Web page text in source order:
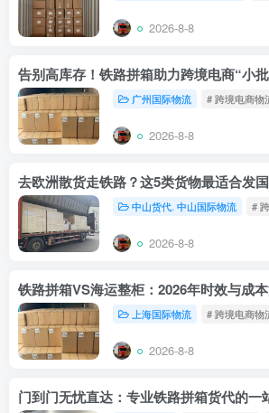
2026-8-8
广州国际物流 # 跨境电商物
2026-8-8
中山货代. 中山国际物流 #
2026-8-8
上海国际物流 # 跨境电商物
2026-8-8
门到门无忧直达：专业铁路拼箱货代的一